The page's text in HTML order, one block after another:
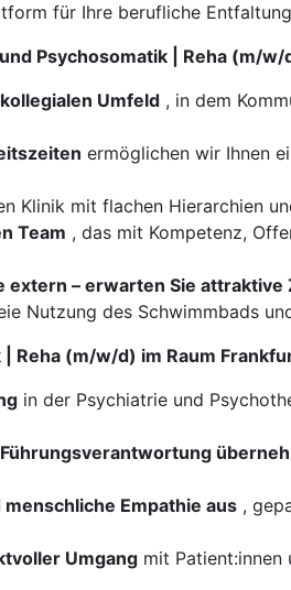
für Ihre berufliche
Psychosomatik | Reha (m/w/
Umfeld , in dem
ermöglichen wir Ihnen
Klinik mit flachen Hierarchien
Team , das mit Kompetenz,
– erwarten Sie attraktive
Nutzung des Schwimmbads
Reha (m/w/d) im Raum
in der Psychiatrie und
Empathie aus ,
Umgang mit Patient:innen